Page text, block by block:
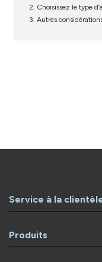
Choisissez le type
Autres
Service à la
Produits